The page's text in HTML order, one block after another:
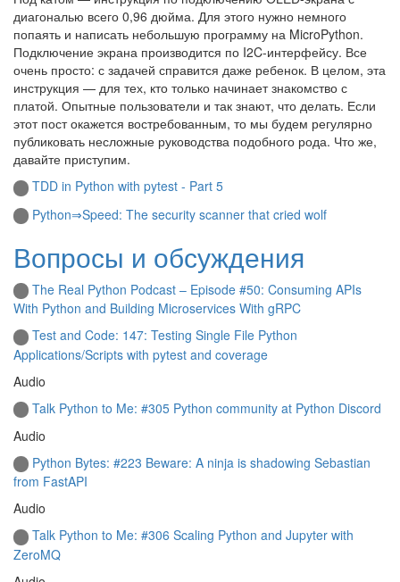
диагональю всего 0,96 дюйма. Для этого нужно немного
попаять и написать небольшую программу на MicroPython.
Подключение экрана производится по I2C-интерфейсу. Все
очень просто: с задачей справится даже ребенок. В целом, эта
инструкция — для тех, кто только начинает знакомство с
платой. Опытные пользователи и так знают, что делать. Если
этот пост окажется востребованным, то мы будем регулярно
публиковать несложные руководства подобного рода. Что же,
давайте приступим.
TDD in Python with pytest - Part 5
Python⇒Speed: The security scanner that cried wolf
Вопросы и обсуждения
The Real Python Podcast – Episode #50: Consuming APIs
With Python and Building Microservices With gRPC
Test and Code: 147: Testing Single File Python
Applications/Scripts with pytest and coverage
Audio
Talk Python to Me: #305 Python community at Python Discord
Audio
Python Bytes: #223 Beware: A ninja is shadowing Sebastian
from FastAPI
Audio
Talk Python to Me: #306 Scaling Python and Jupyter with
ZeroMQ